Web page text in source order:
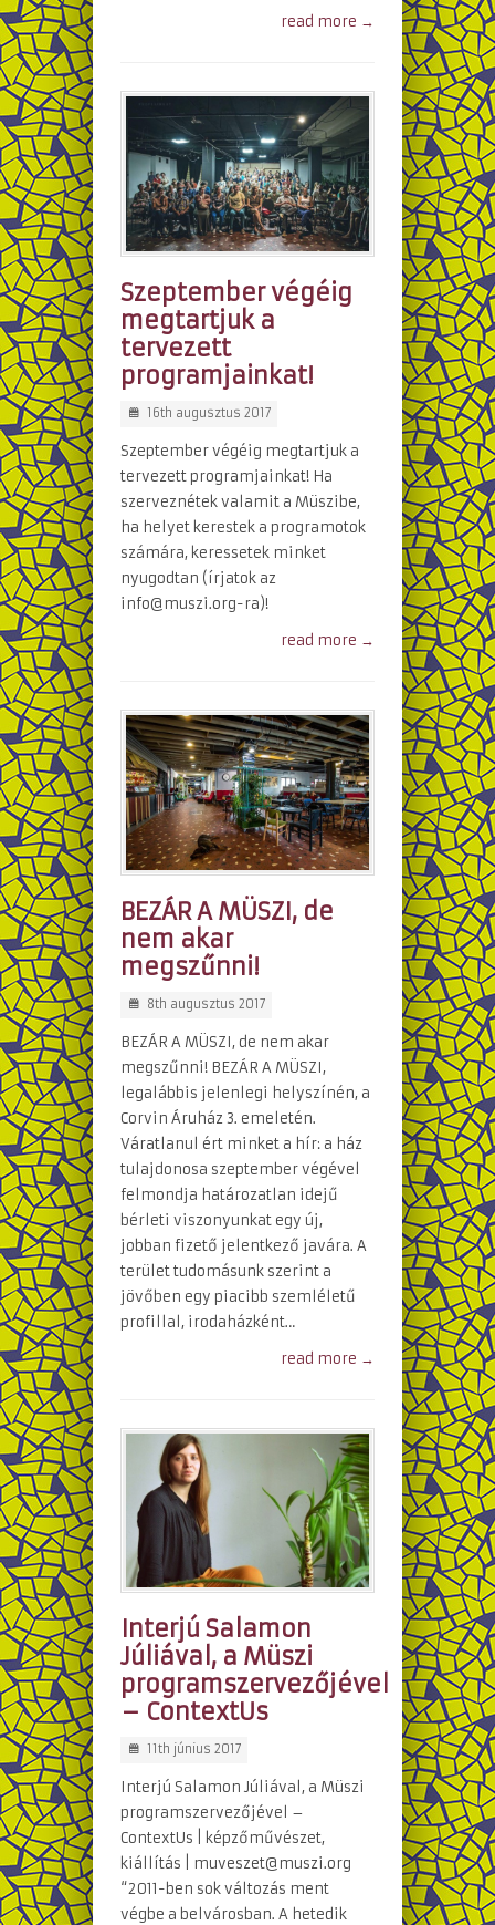
read more →
Szeptember végéig
megtartjuk a
tervezett
programjainkat!
16th augusztus 2017
Szeptember végéig megtartjuk a
tervezett programjainkat! Ha
szerveznétek valamit a Müszibe,
ha helyet kerestek a programotok
számára, keressetek minket
nyugodtan (írjatok az
info@muszi.org-ra)!
read more →
BEZÁR A MÜSZI, de
nem akar
megszűnni!
8th augusztus 2017
BEZÁR A MÜSZI, de nem akar
megszűnni! BEZÁR A MÜSZI,
legalábbis jelenlegi helyszínén, a
Corvin Áruház 3. emeletén.
Váratlanul ért minket a hír: a ház
tulajdonosa szeptember végével
felmondja határozatlan idejű
bérleti viszonyunkat egy új,
jobban fizető jelentkező javára. A
terület tudomásunk szerint a
jövőben egy piacibb szemléletű
profillal, irodaházként…
read more →
Interjú Salamon
Júliával, a Müszi
programszervezőjével
– ContextUs
11th június 2017
Interjú Salamon Júliával, a Müszi
programszervezőjével –
ContextUs | képzőművészet,
kiállítás | muveszet@muszi.org
“2011-ben sok változás ment
végbe a belvárosban. A hetedik